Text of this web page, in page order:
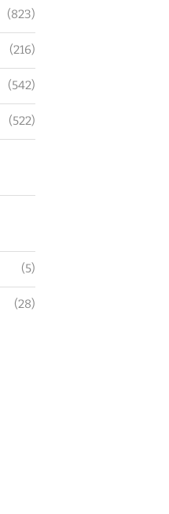
(823)
(216)
(542)
(522)
(5)
(28)